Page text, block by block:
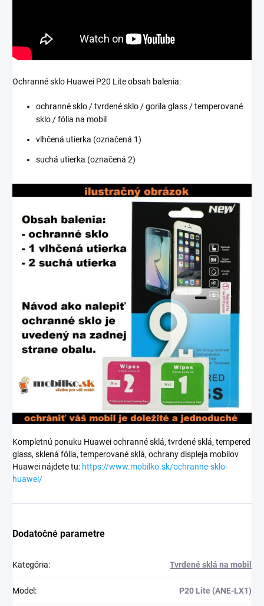
Ochranné sklo Huawei P20 Lite obsah balenia:
ochranné sklo / tvrdené sklo / gorila glass / temperované
sklo / fólia na mobil
vlhčená utierka (označená 1)
suchá utierka (označená 2)
Kompletnú ponuku Huawei ochranné sklá, tvrdené sklá, tempered
glass, sklená fólia, temperované sklá, ochrany displeja mobilov
Huawei nájdete tu: https://www.mobilko.sk/ochranne-sklo-
huawei/
Dodatočné parametre
Kategória: Tvrdené sklá na mobil
Model : P20 Lite (ANE-LX1)